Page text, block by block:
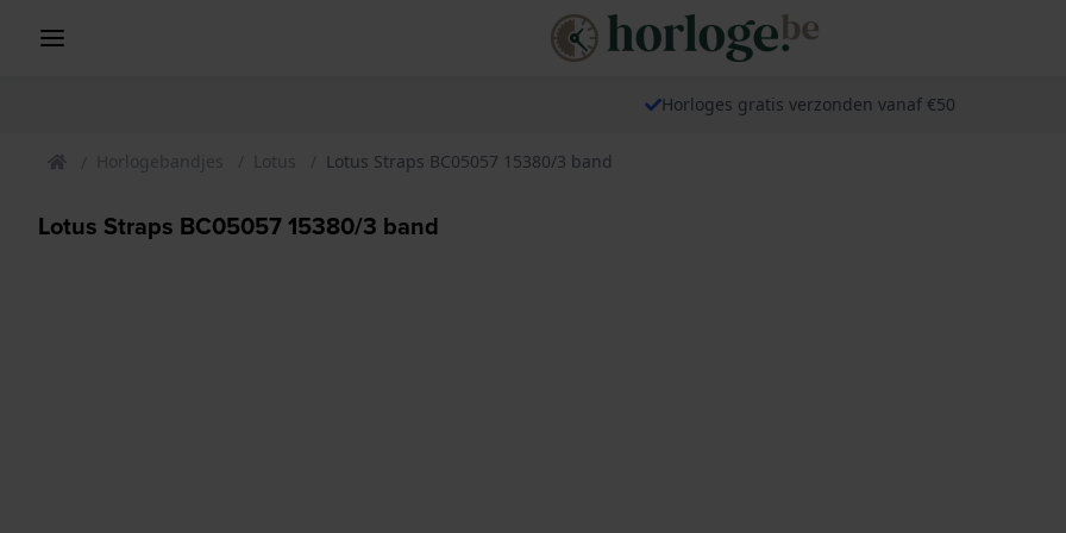
Horloges gratis verzonden vanaf €50
Horlogebandjes Lotus Lotus Straps BC05057 15380/3 band
Lotus Straps BC05057 15380/3 band